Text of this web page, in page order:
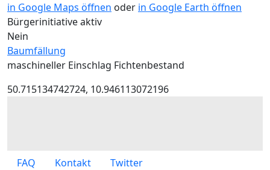
in Google Maps öffnen oder in Google Earth öffnen
Bürgerinitiative aktiv
Nein
Baumfällung
maschineller Einschlag Fichtenbestand
50.715134742724, 10.946113072196
Footer menu
FAQ Kontakt Twitter